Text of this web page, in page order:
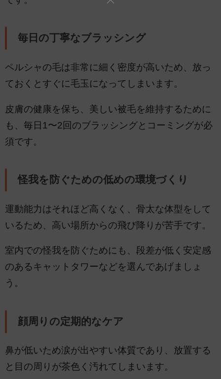
毎日の丁寧なブラッシング
ペルシャの毛は非常に細く密度が高いため、放っ
ておくとすぐに毛玉になってしまいます。
皮膚の健康を保ち、美しい被毛を維持するために
も、毎日1〜2回のブラッシングとコーミングが必
須です。
怪我を防ぐための低めの環境づくり
運動能力はそれほど高くなく、骨太な体型をして
いるため、高い場所からの飛び降りが苦手です。
室内での怪我を防ぐためにも、段差が低く安定感
のあるキャットタワーなどを選んであげましょ
う。
顔周りの定期的なケア
鼻が低いため涙が出やすい体質であり、放置する
と目の周りが茶色く汚れてしまいます。